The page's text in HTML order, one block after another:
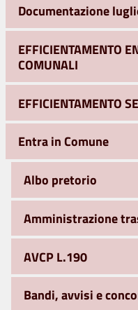
Documentazione
EFFICIENTAMENTO
COMUNALI
EFFICIENTAMENTO
Entra in Comune
Albo pretorio
Amministrazione
AVCP L.190
Bandi, avvisi e